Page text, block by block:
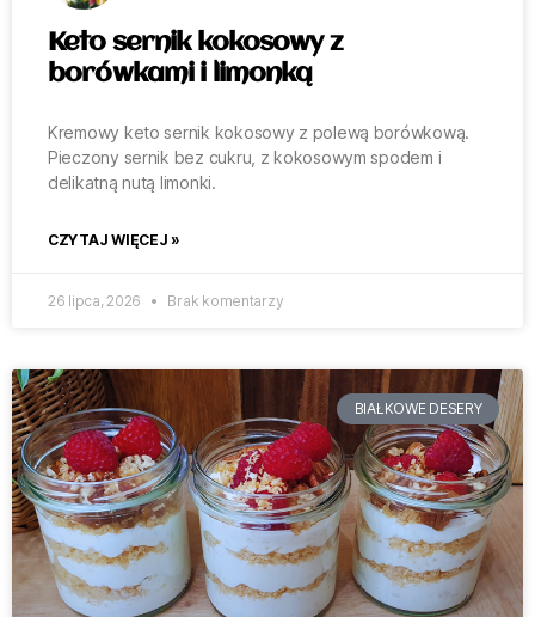
Keto sernik kokosowy z
borówkami i limonką
Kremowy keto sernik kokosowy z polewą borówkową.
Pieczony sernik bez cukru, z kokosowym spodem i
delikatną nutą limonki.
CZYTAJ WIĘCEJ »
26 lipca, 2026 Brak komentarzy
BIAŁKOWE DESERY